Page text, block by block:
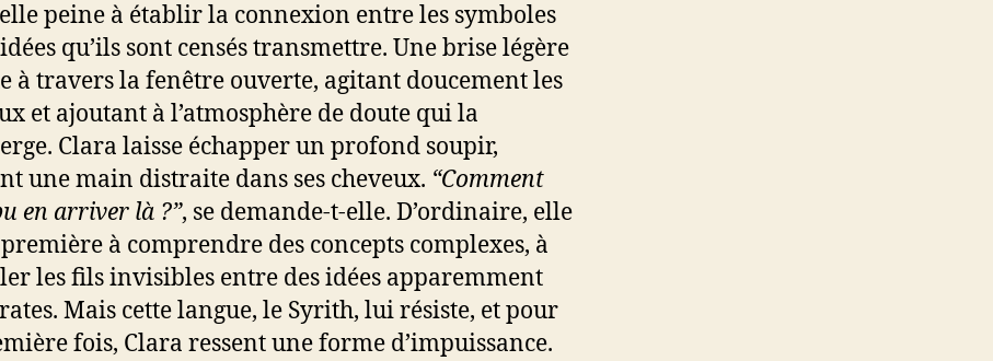
peine à établir la connexion entre les symboles
qu’ils sont censés transmettre. Une brise légère
à travers la fenêtre ouverte, agitant doucement les
et ajoutant à l’atmosphère de doute qui la
Clara laisse échapper un profond soupir,
une main distraite dans ses cheveux. “Comment
en arriver là ?”, se demande-t-elle. D’ordinaire, elle
à comprendre des concepts complexes, à
les fils invisibles entre des idées apparemment
Mais cette langue, le Syrith, lui résiste, et pour
fois, Clara ressent une forme d’impuissance.